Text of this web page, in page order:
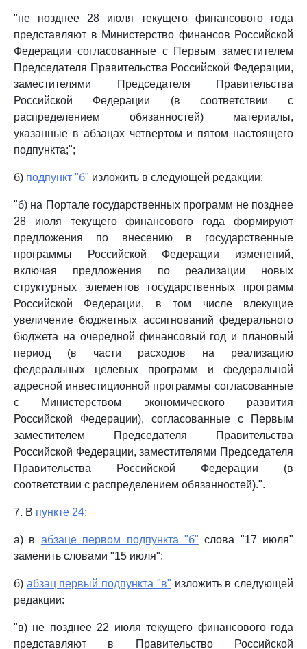
"не позднее 28 июля текущего финансового года
представляют в Министерство финансов Российской
Федерации согласованные с Первым заместителем
Председателя Правительства Российской Федерации,
заместителями Председателя Правительства
Российской Федерации (в соответствии с
распределением обязанностей) материалы,
указанные в абзацах четвертом и пятом настоящего
подпункта;";
б) подпункт "б" изложить в следующей редакции:
"б) на Портале государственных программ не позднее
28 июля текущего финансового года формируют
предложения по внесению в государственные
программы Российской Федерации изменений,
включая предложения по реализации новых
структурных элементов государственных программ
Российской Федерации, в том числе влекущие
увеличение бюджетных ассигнований федерального
бюджета на очередной финансовый год и плановый
период (в части расходов на реализацию
федеральных целевых программ и федеральной
адресной инвестиционной программы согласованные
с Министерством экономического развития
Российской Федерации), согласованные с Первым
заместителем Председателя Правительства
Российской Федерации, заместителями Председателя
Правительства Российской Федерации (в
соответствии с распределением обязанностей).".
7. В пункте 24:
а) в абзаце первом подпункта "б" слова "17 июля"
заменить словами "15 июля";
б) абзац первый подпункта "в" изложить в следующей
редакции:
"в) не позднее 22 июля текущего финансового года
представляют в Правительство Российской